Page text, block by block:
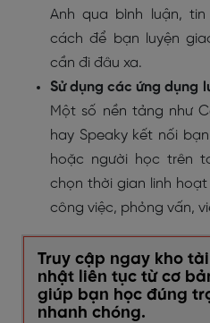
Anh qua bình luận,
cách để bạn luyện
cần đi đâu xa.
Sử dụng các ứng dụng
Một số nền tảng như
hay Speaky kết nối
hoặc người học trên
chọn thời gian linh
công việc, phỏng vấn,
Truy cập ngay kho
nhật liên tục từ cơ
giúp bạn học đúng
nhanh chóng.